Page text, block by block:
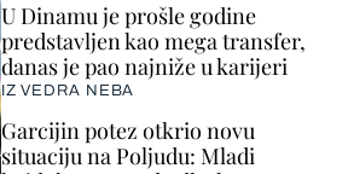
U Dinamu je prošle godine
predstavljen kao mega transfer,
danas je pao najniže u karijeri
IZ VEDRA NEBA
Garcijin potez otkrio novu
situaciju na Poljudu: Mladi